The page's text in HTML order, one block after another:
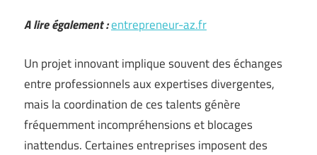
A lire également :entrepreneur-az.fr
Un projet innovant implique souvent des échanges
entre professionnels aux expertises divergentes,
mais la coordination de ces talents génère
fréquemment incompréhensions et blocages
inattendus. Certaines entreprises imposent des